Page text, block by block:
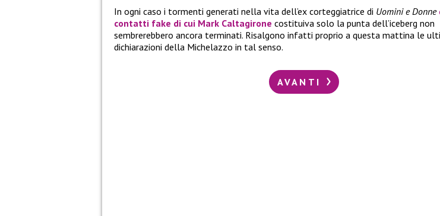
In ogni caso i tormenti generati nella vita dell’ex corteggiatrice di Uomini e Donne
contatti fake di cui Mark Caltagirone costituiva solo la punta dell’iceberg non
sembrerebbero ancora terminati. Risalgono infatti proprio a questa mattina le
dichiarazioni della Michelazzo in tal senso.
AVANTI